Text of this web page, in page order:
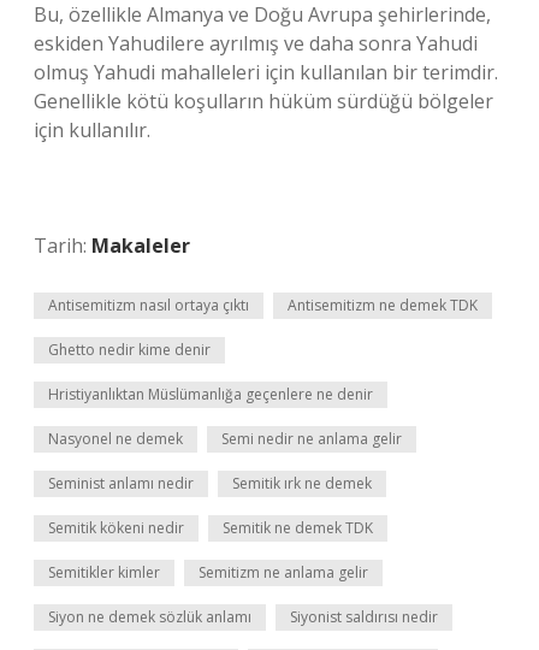
Bu, özellikle Almanya ve Doğu Avrupa şehirlerinde,
eskiden Yahudilere ayrılmış ve daha sonra Yahudi
olmuş Yahudi mahalleleri için kullanılan bir terimdir.
Genellikle kötü koşulların hüküm sürdüğü bölgeler
için kullanılır.
Tarih: Makaleler
Antisemitizm nasıl ortaya çıktı Antisemitizm ne demek TDK
Ghetto nedir kime denir
Hristiyanlıktan Müslümanlığa geçenlere ne denir
Nasyonel ne demek Semi nedir ne anlama gelir
Seminist anlamı nedir Semitik ırk ne demek
Semitik kökeni nedir Semitik ne demek TDK
Semitikler kimler Semitizm ne anlama gelir
Siyon ne demek sözlük anlamı Siyonist saldırısı nedir